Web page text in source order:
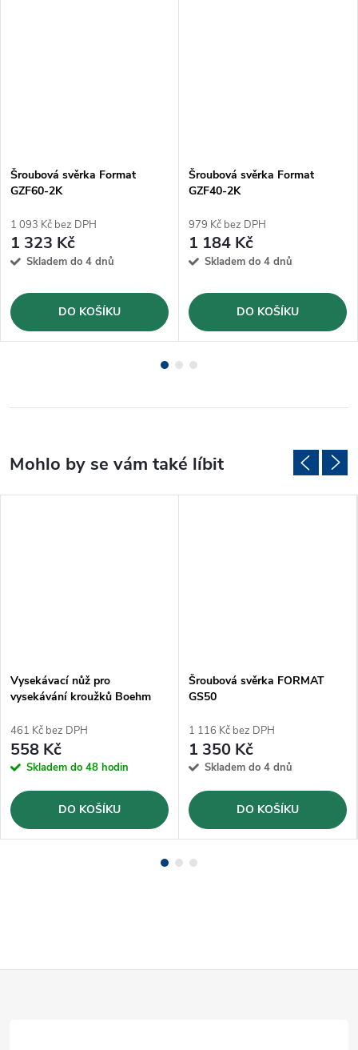
Šroubová svěrka Format
GZF60-2K
1 093 Kč bez DPH
1 323 Kč
Skladem do 4 dnů
DO KOŠÍKU
Šroubová svěrka Format
GZF40-2K
979 Kč bez DPH
1 184 Kč
Skladem do 4 dnů
DO KOŠÍKU
Vysekávací nůž pro
vysekávání kroužků Boehm
461 Kč bez DPH
558 Kč
Skladem do 48 hodin
DO KOŠÍKU
Šroubová svěrka FORMAT
GS50
1 116 Kč bez DPH
1 350 Kč
Skladem do 4 dnů
DO KOŠÍKU